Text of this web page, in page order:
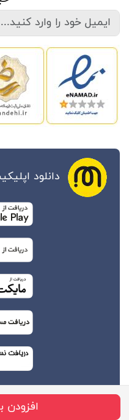
افزودن
دانلود
تمام حقوق این وب سایت محفوظ